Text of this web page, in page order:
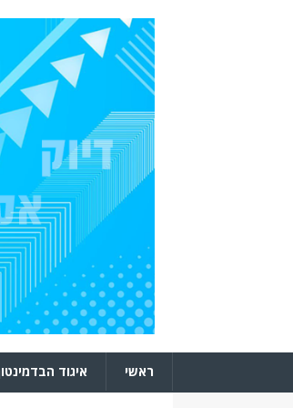
ראשי איגוד